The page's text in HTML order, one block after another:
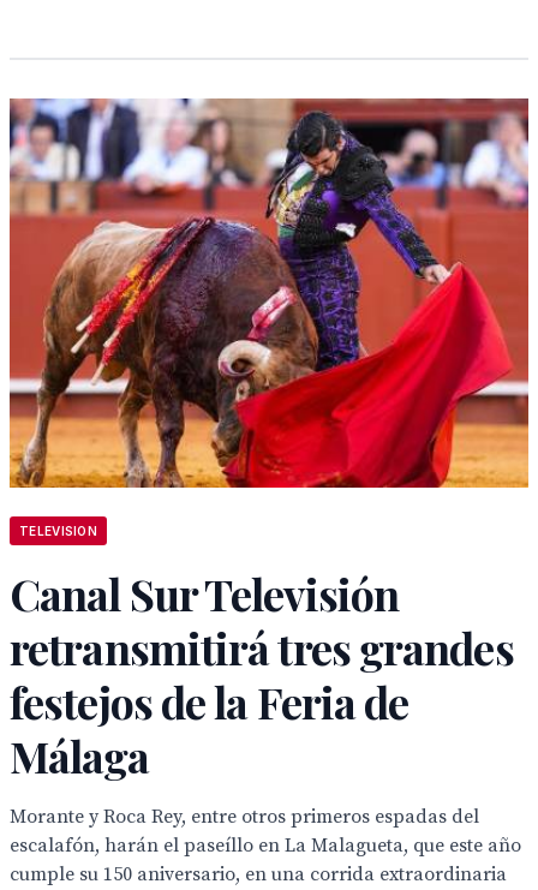
TELEVISION
Canal Sur Televisión
retransmitirá tres grandes
festejos de la Feria de
Málaga
Morante y Roca Rey, entre otros primeros espadas del
escalafón, harán el paseíllo en La Malagueta, que este año
cumple su 150 aniversario, en una corrida extraordinaria